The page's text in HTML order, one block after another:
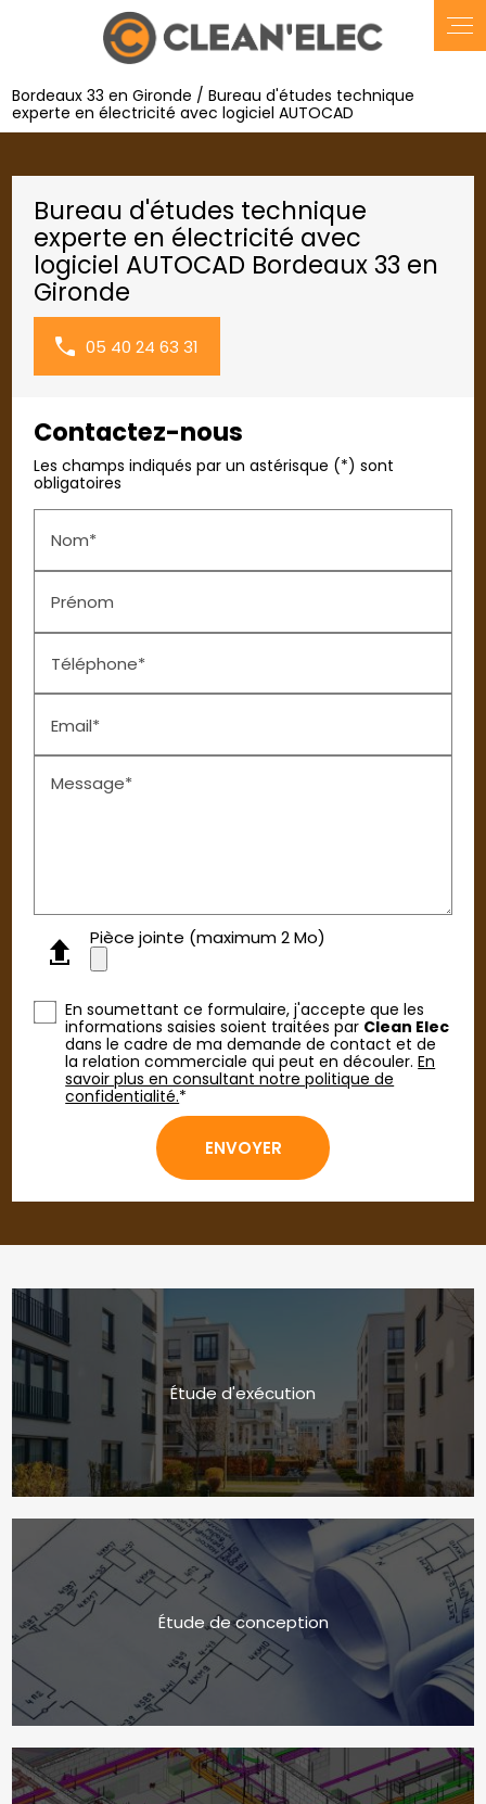
Bordeaux 33 en Gironde / Bureau d'études technique
experte en électricité avec logiciel AUTOCAD
Bureau d'études technique
experte en électricité avec
logiciel AUTOCAD Bordeaux 33 en
Gironde
05 40 24 63 31
Contactez-nous
Les champs indiqués par un astérisque (*) sont
obligatoires
Nom*
Prénom
Téléphone*
Email*
Message*
Pièce jointe (maximum 2 Mo)
En soumettant ce formulaire, j'accepte que les
informations saisies soient traitées par Clean Elec
dans le cadre de ma demande de contact et de
la relation commerciale qui peut en découler.En
savoir plus en consultant notre politique de
confidentialité.*
Étude d'exécution
Étude de conception
Panneau de gestion des cookies